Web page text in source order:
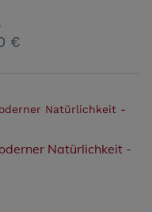
€
Natürlichkeit -